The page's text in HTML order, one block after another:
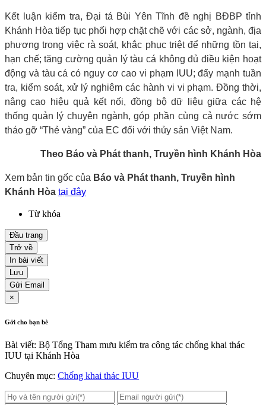
Kết luận kiểm tra, Đại tá Bùi Yên Tĩnh đề nghị BĐBP tỉnh
Khánh Hòa tiếp tục phối hợp chặt chẽ với các sở, ngành, địa
phương trong việc rà soát, khắc phục triệt để những tồn tại,
hạn chế; tăng cường quản lý tàu cá không đủ điều kiện hoạt
động và tàu cá có nguy cơ cao vi phạm IUU; đẩy mạnh tuần
tra, kiểm soát, xử lý nghiêm các hành vi vi phạm. Đồng thời,
nâng cao hiệu quả kết nối, đồng bộ dữ liệu giữa các hệ
thống quản lý chuyên ngành, góp phần cùng cả nước sớm
tháo gỡ “Thẻ vàng” của EC đối với thủy sản Việt Nam.
Theo Báo và Phát thanh, Truyền hình Khánh Hòa
Xem bản tin gốc của Báo và Phát thanh, Truyền hình
Khánh Hòa tại đây
Từ khóa
Đầu trang
Trở về
In bài viết
Lưu
Gửi Email
×
Gởi cho bạn bè
Bài viết: Bộ Tổng Tham mưu kiểm tra công tác chống khai thác
IUU tại Khánh Hòa
Chuyên mục: Chống khai thác IUU